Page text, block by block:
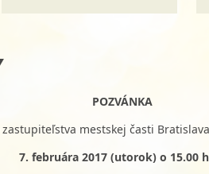
POZVÁNKA
mestskej časti
7. februára 2017 (utorok) o 15.00